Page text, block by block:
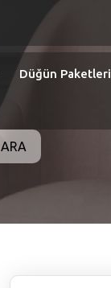
Düğün Paketleri
ARA